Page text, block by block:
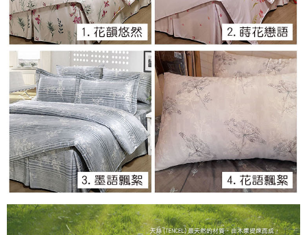
５．嚴禁一人註冊多個帳號或使用他人資訊註冊。若發現惡意使用之情形，
恩沛科技股份有限公司將有權停止該用戶之使用額度並採取法律行動。